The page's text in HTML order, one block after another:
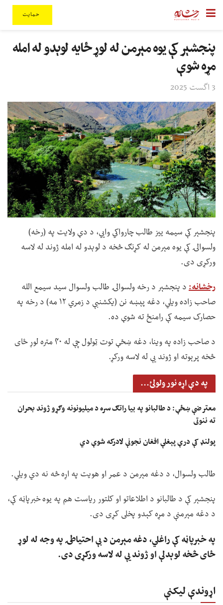
حمایت
پنجشېر کې یوه مېرمن له لوړ ځایه لوېدو له امله
مړه شوې
3 اگست 2025
پنجشېر کې سیمه ییز طالب چارواکي وايي، د دې ولایت په (رخه)
ولسوالۍ کې یوه مېرمن له کړنګ څخه د لوېدو له امله ژوند له لاسه
ورکړی دی.
رخشانه:د پنجشېر د رخه ولسوالۍ طالب ولسوال سید سیمع الله
صاحب زاده ویلي، دغه پېښه نن (یکشنبې د زمري ۱۲ مه) د رخه په
حصارک سیمه کې رامنځ ته شوې ده.
د صاحب زاده په وینا، دغه ښځې توت ټولول چې له ۴۰ متره لوړ ځای
څخه پرېوته او ژوند یې له لاسه ورکړ.
په دې اړه نور ولولئ...
معترضې ښځې: د طالبانو په بیا راتګ سره د میلیونونه وګړو ژوند بحران
ته ننوتی
پولنډ کې درې پېغلې افغان نجونې لادرکه شوې دي
طالب ولسوال، د دغه مېرمن د عمر او هویت په اړه څه نه دي ویلي.
پنجشېر کې د طالبانو د اطلاعاتو او کلتور ریاست هم په یوه خبرپاڼه کې،
د دغه مېرمنې د مړه کېدو پخلی کړی دی.
په خبرپاڼه کې راغلي، دغه مېرمن د بې احتیاطۍ په وجه له لوړ
ځای څخه لوېدلې او ژوند یې له لاسه ورکړی دی.
اړوندې لیکنې